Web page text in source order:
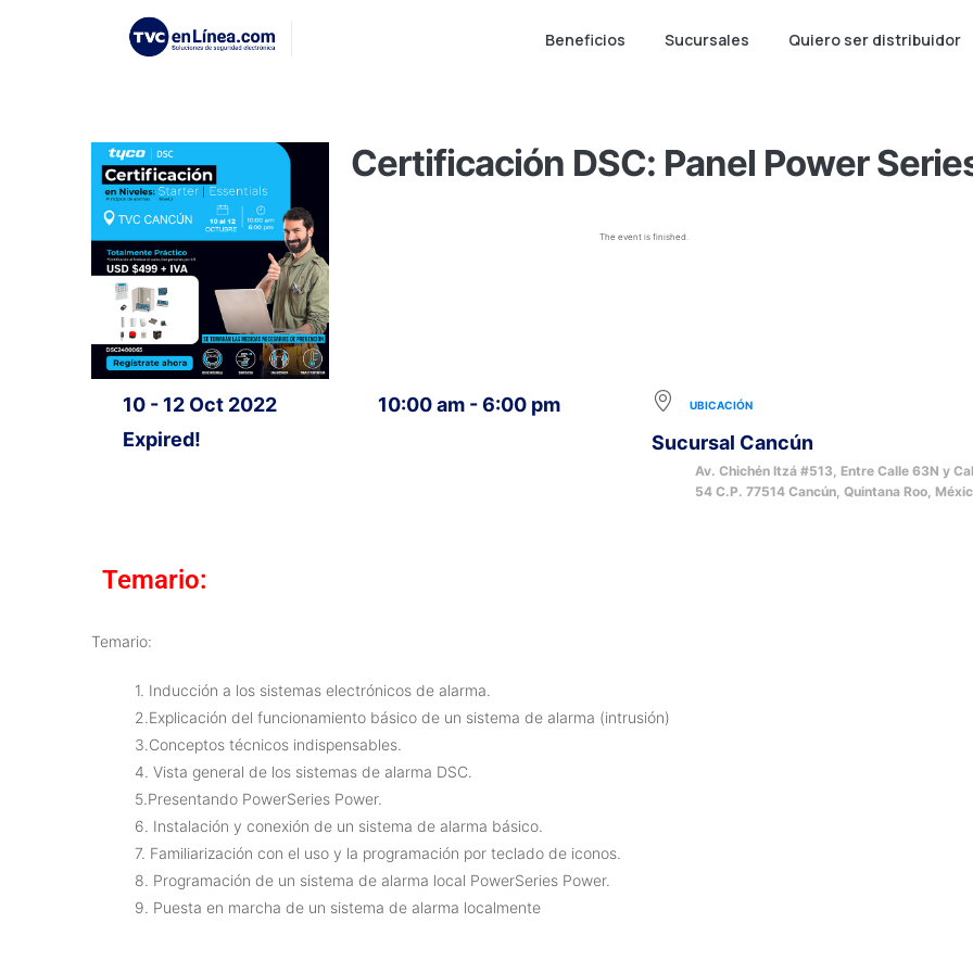
Beneficios Sucursales Quiero ser distribuidor
Certificación DSC: Panel Power
The event is finished.
10 - 12 Oct 2022
Expired!
10:00 am - 6:00 pm UBICACIÓN
Sucursal Cancún
Av. Chichén Itzá #513, Entre Calle 63N y
54 C.P. 77514 Cancún, Quintana Roo,
Temario:
Temario:
1. Inducción a los sistemas electrónicos de alarma.
2.Explicación del funcionamiento básico de un sistema de alarma (intrusión)
3.Conceptos técnicos indispensables.
4. Vista general de los sistemas de alarma DSC.
5.Presentando PowerSeries Power.
6. Instalación y conexión de un sistema de alarma básico.
7. Familiarización con el uso y la programación por teclado de iconos.
8. Programación de un sistema de alarma local PowerSeries Power.
9. Puesta en marcha de un sistema de alarma localmente